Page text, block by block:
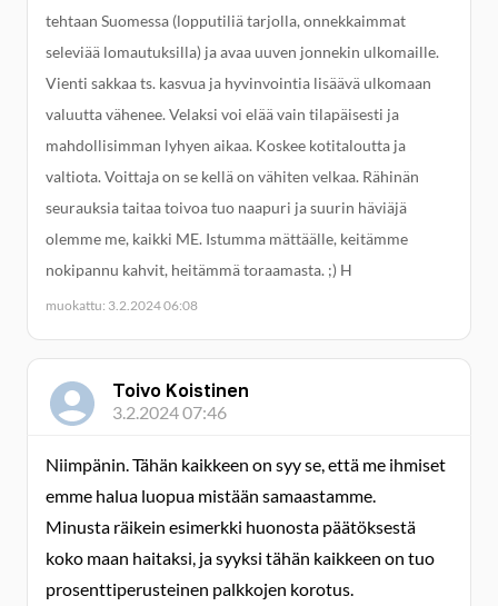
tehtaan Suomessa (lopputiliä tarjolla, onnekkaimmat
seleviää lomautuksilla) ja avaa uuven jonnekin ulkomaille.
Vienti sakkaa ts. kasvua ja hyvinvointia lisäävä ulkomaan
valuutta vähenee. Velaksi voi elää vain tilapäisesti ja
mahdollisimman lyhyen aikaa. Koskee kotitaloutta ja
valtiota. Voittaja on se kellä on vähiten velkaa. Rähinän
seurauksia taitaa toivoa tuo naapuri ja suurin häviäjä
olemme me, kaikki ME. Istumma mättäälle, keitämme
nokipannu kahvit, heitämmä toraamasta. ;) H
muokattu: 3.2.2024 06:08
Toivo Koistinen
3.2.2024 07:46
Niimpänin. Tähän kaikkeen on syy se, että me ihmiset
emme halua luopua mistään samaastamme.
Minusta räikein esimerkki huonosta päätöksestä
koko maan haitaksi, ja syyksi tähän kaikkeen on tuo
prosenttiperusteinen palkkojen korotus.